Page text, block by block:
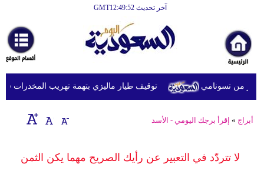
آخر تحديث GMT12:49:52
أخبارعاجلة
رياضة
ثقافة
إقتصاد
وموسيقى
توقيف طيار ماليزي بتهمة تهريب المخدرات في
أبراج » إقرأ برجك اليومي - الأسد
لا تتردّد في التعبير عن رأيك الصريح مهما يكن الثمن